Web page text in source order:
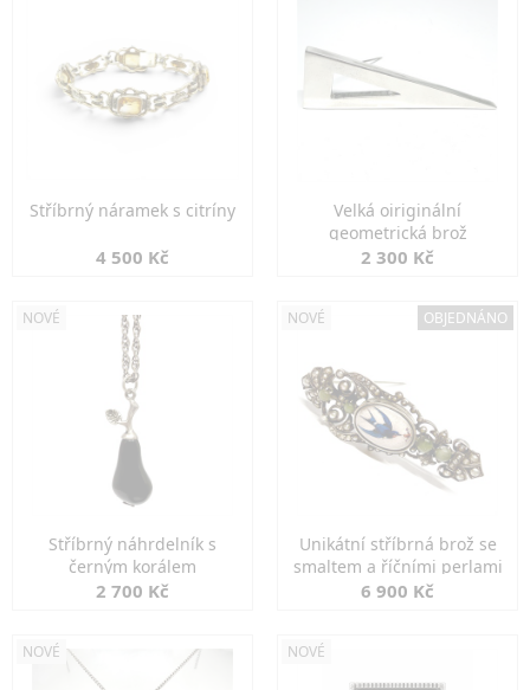
Stříbrný náramek s citríny
4 500 Kč
Velká oiriginální
geometrická brož
2 300 Kč
NOVÉ
Stříbrný náhrdelník s
černým korálem
2 700 Kč
NOVÉ OBJEDNÁNO
Unikátní stříbrná brož se
smaltem a říčními perlami
6 900 Kč
NOVÉ NOVÉ